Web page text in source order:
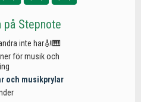
på Stepnote
inte har🎻🎹
för musik och
och musikprylar